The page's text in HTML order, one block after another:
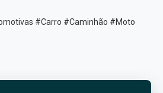
#Carro #Caminhão #Moto